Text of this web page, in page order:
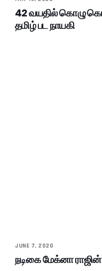
42 வயதில் கொழு
தமிழ் பட நாயகி
JUNE 7, 2020
நடிகை மேக்னா